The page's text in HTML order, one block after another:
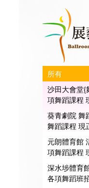
所有
沙田大會堂{
項舞蹈課程
葵青劇院 舞
舞蹈課程 現
元朗體育館
項舞蹈課程
深水埗體育
各項舞蹈班